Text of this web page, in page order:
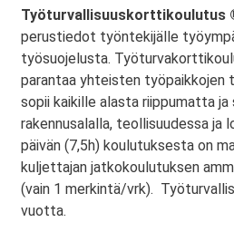
Työturvallisuuskorttikoulutus
perustiedot työntekijälle
työsuojelusta.
parantaa yhteisten työpaikkojen
sopii kaikille alasta riippumatta
rakennusalalla, teollisuudessa ja
päivän (7,5h) koulutuksesta on
kuljettajan jatkokoulutuksen
(vain 1 merkintä/vrk).
vuotta.